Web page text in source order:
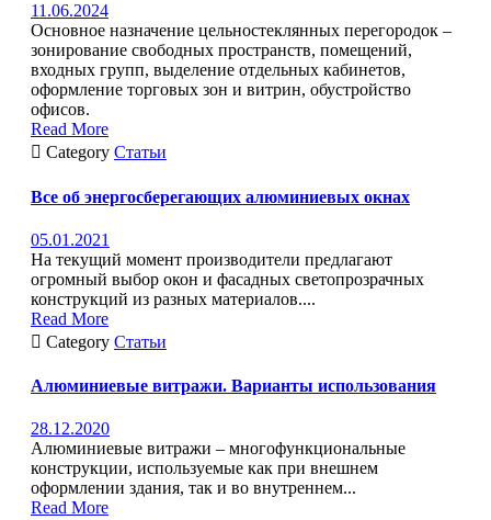
11.06.2024
Основное назначение цельностеклянных перегородок –
зонирование свободных пространств, помещений,
входных групп, выделение отдельных кабинетов,
оформление торговых зон и витрин, обустройство
офисов.
Read More
 Category Статьи
Все об энергосберегающих алюминиевых окнах
05.01.2021
На текущий момент производители предлагают
огромный выбор окон и фасадных светопрозрачных
конструкций из разных материалов....
Read More
 Category Статьи
Алюминиевые витражи. Варианты использования
28.12.2020
Алюминиевые витражи – многофункциональные
конструкции, используемые как при внешнем
оформлении здания, так и во внутреннем...
Read More